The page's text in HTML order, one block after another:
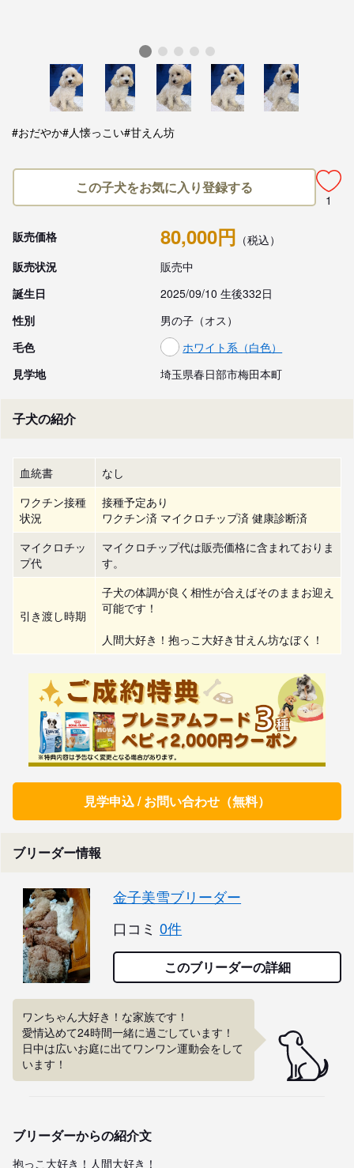
#おだやか#人懐っこい#甘えん坊
この子犬をお気に入り登録する
1
販売価格 80,000円 （税込）
販売状況
販売中
誕生日
2025/09/10 生後332日
性別
男の子（オス）
毛色
ホワイト系（白色）
見学地
埼玉県春日部市梅田本町
子犬の紹介
血統書
なし
ワクチン接種
状況
接種予定あり
ワクチン済 マイクロチップ済 健康診断済
マイクロチッ
プ代
マイクロチップ代は販売価格に含まれておりま
す。
引き渡し時期
子犬の体調が良く相性が合えばそのままお迎え
可能です！
人間大好き！抱っこ大好き甘えん坊なぼく！
見学申込 / お問い合わせ（無料）
ブリーダー情報
金子美雪ブリーダー
口コミ 0件
このブリーダーの詳細
ワンちゃん大好き！な家族です！
愛情込めて24時間一緒に過ごしています！
日中は広いお庭に出てワンワン運動会をして
います！
ブリーダーからの紹介文
抱っこ大好き！人間大好き！